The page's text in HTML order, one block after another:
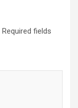
Required fields